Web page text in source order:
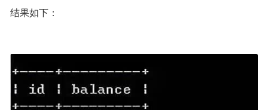
结果如下：